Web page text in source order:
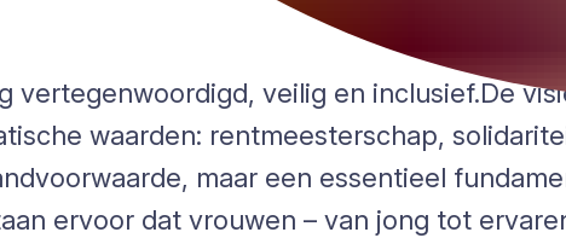
vertegenwoordigd, veilig en inclusief.De
waarden: rentmeesterschap,
maar een essentieel
ervoor dat vrouwen – van jong tot